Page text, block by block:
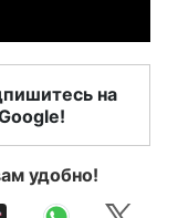
на
удобно!